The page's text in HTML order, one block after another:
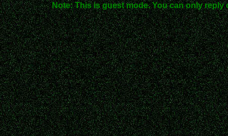
Note: This is guest mode. You can only